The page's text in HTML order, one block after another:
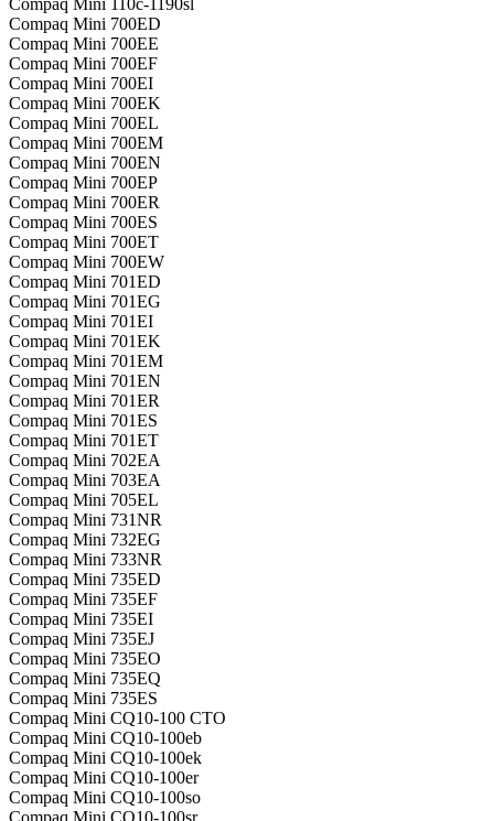
Compaq Mini 110c-1190sl
Compaq Mini 700ED
Compaq Mini 700EE
Compaq Mini 700EF
Compaq Mini 700EI
Compaq Mini 700EK
Compaq Mini 700EL
Compaq Mini 700EM
Compaq Mini 700EN
Compaq Mini 700EP
Compaq Mini 700ER
Compaq Mini 700ES
Compaq Mini 700ET
Compaq Mini 700EW
Compaq Mini 701ED
Compaq Mini 701EG
Compaq Mini 701EI
Compaq Mini 701EK
Compaq Mini 701EM
Compaq Mini 701EN
Compaq Mini 701ER
Compaq Mini 701ES
Compaq Mini 701ET
Compaq Mini 702EA
Compaq Mini 703EA
Compaq Mini 705EL
Compaq Mini 731NR
Compaq Mini 732EG
Compaq Mini 733NR
Compaq Mini 735ED
Compaq Mini 735EF
Compaq Mini 735EI
Compaq Mini 735EJ
Compaq Mini 735EO
Compaq Mini 735EQ
Compaq Mini 735ES
Compaq Mini CQ10-100 CTO
Compaq Mini CQ10-100eb
Compaq Mini CQ10-100ek
Compaq Mini CQ10-100er
Compaq Mini CQ10-100so